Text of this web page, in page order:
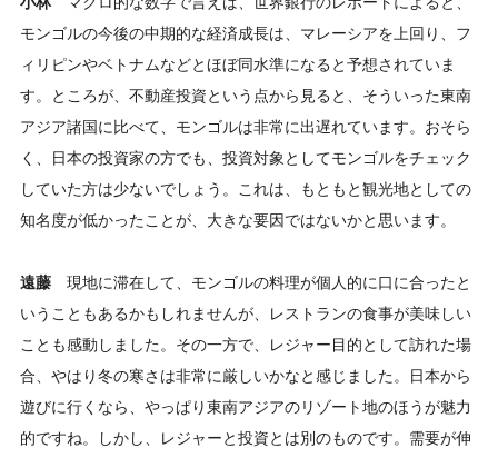
モンゴルの今後の中期的な経済成長は、マレーシアを上回り、フ
ィリピンやベトナムなどとほぼ同水準になると予想されていま
す。ところが、不動産投資という点から見ると、そういった東南
アジア諸国に比べて、モンゴルは非常に出遅れています。おそら
く、日本の投資家の方でも、投資対象としてモンゴルをチェック
していた方は少ないでしょう。これは、もともと観光地としての
知名度が低かったことが、大きな要因ではないかと思います。
遠藤 現地に滞在して、モンゴルの料理が個人的に口に合ったと
いうこともあるかもしれませんが、レストランの食事が美味しい
ことも感動しました。その一方で、レジャー目的として訪れた場
合、やはり冬の寒さは非常に厳しいかなと感じました。日本から
遊びに行くなら、やっぱり東南アジアのリゾート地のほうが魅力
的ですね。しかし、レジャーと投資とは別のものです。需要が伸